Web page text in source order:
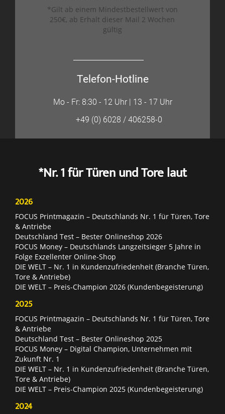
*Gilt ab einem Mindestbestellwert von
250€, ab Erhalt dieser Mail 2 Wochen
gültig
Telefon-Hotline
Mo - Fr: 8:30 - 12 Uhr | 13 - 17 Uhr
+49 (0) 6028 / 406258-0
*Nr. 1 für Türen und Tore laut
2026
FOCUS Printmagazin – Deutschlands Nr. 1 für Türen, Tore
& Antriebe
Deutschland Test – Bester Onlineshop 2026
FOCUS Money – Deutschlands Langzeitsieger 5 Jahre in
Folge Exzellenter Online-Shop
DIE WELT – Nr. 1 in Kundenzufriedenheit (Branche Türen,
Tore & Antriebe)
DIE WELT – Preis-Champion 2026 (Kundenbegeisterung)
2025
FOCUS Printmagazin – Deutschlands Nr. 1 für Türen, Tore
& Antriebe
Deutschland Test – Bester Onlineshop 2025
FOCUS Money – Digital Champion, Unternehmen mit
Zukunft Nr. 1
DIE WELT – Nr. 1 in Kundenzufriedenheit (Branche Türen,
Tore & Antriebe)
DIE WELT – Preis-Champion 2025 (Kundenbegeisterung)
2024